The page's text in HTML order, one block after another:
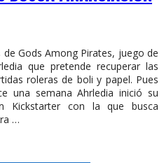
Gods Among Pirates, juego de
que pretende recuperar las
roleras de boli y papel. Pues
una semana Ahrledia inició su
Kickstarter con la que busca
…